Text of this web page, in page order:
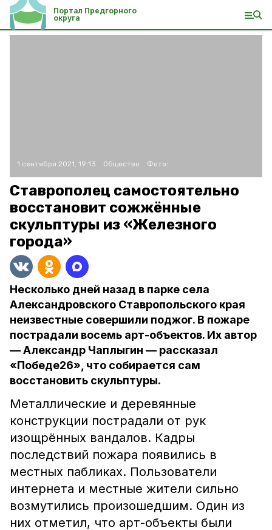
Портал Предгорного
округа
1 сентября 2021, 19:13 Общество Фото:
Ставрополец самостоятельно
восстановит сожжённые
скульптуры из «Железного
города»
Несколько дней назад в парке села
Александровского Ставропольского края
неизвестные совершили поджог. В пожаре
пострадали восемь арт-объектов. Их автор
— Александр Чаплыгин — рассказал
«Победе26», что собирается сам
восстановить скульптуры.
Металлические и деревянные
конструкции пострадали от рук
изощрённых вандалов. Кадры
последствий пожара появились в
местных пабликах. Пользователи
интернета и местные жители сильно
возмутились произошедшим. Один из
них отметил, что арт-объекты были